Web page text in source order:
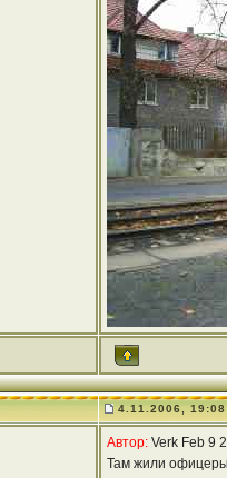
4.11.2006, 19:08
Автор:Verk Feb 9
Там жили